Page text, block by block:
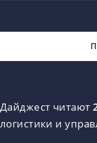
Дайджест читают
логистики и